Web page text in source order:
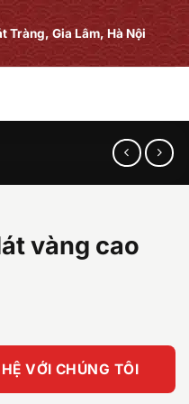
Tràng, Gia Lâm, Hà Nội
vàng cao
VỚI CHÚNG TÔI